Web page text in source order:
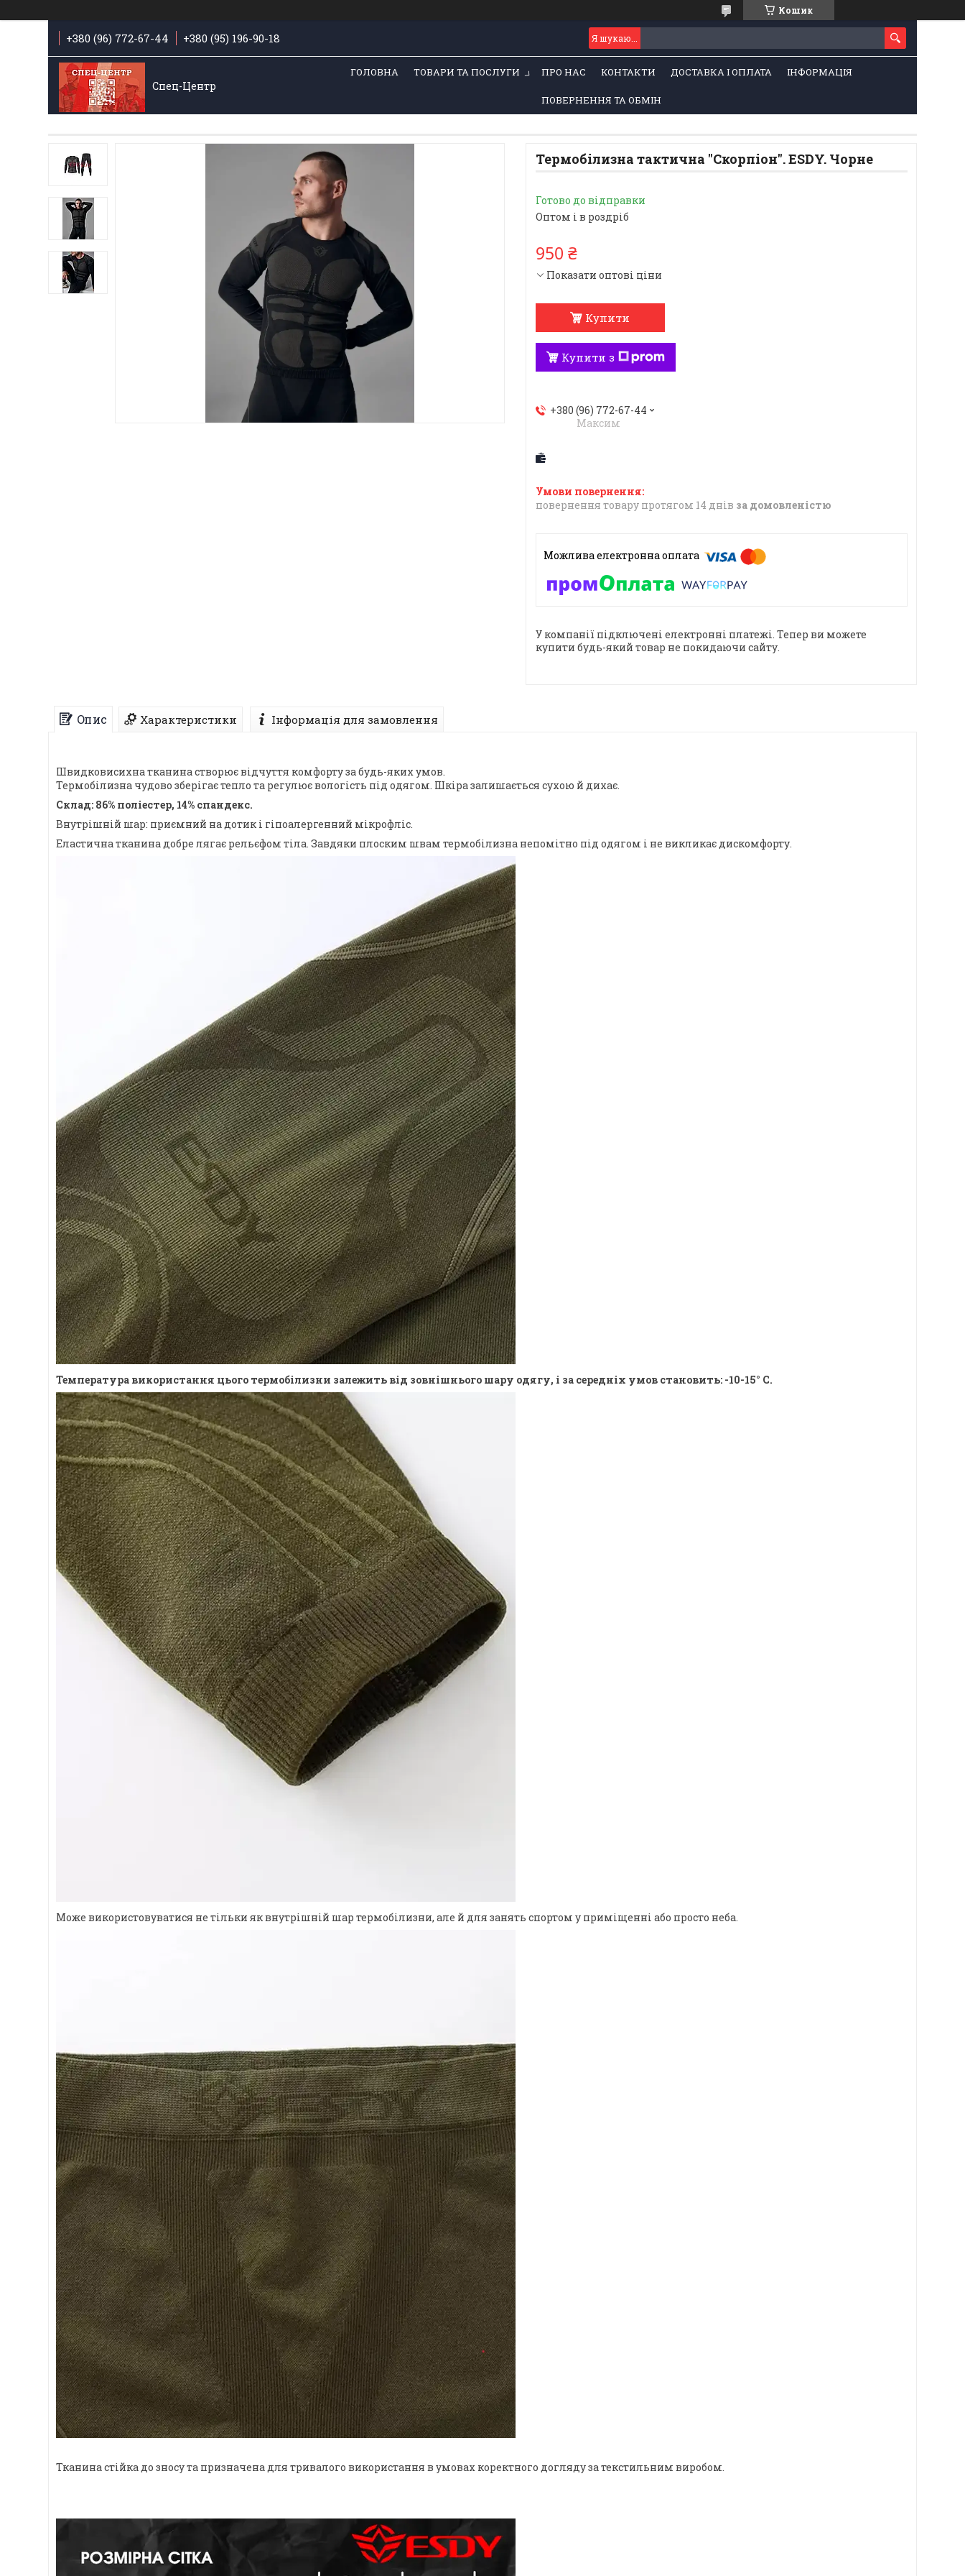
Кошик
+380 (96) 772-67-44 +380 (95) 196-90-18
Спец-Центр
ГОЛОВНА ТОВАРИ ТА ПОСЛУГИ ПРО НАС КОНТАКТИ ДОСТАВКА І ОПЛАТА ІНФОРМАЦІЯ
ПОВЕРНЕННЯ ТА ОБМІН
Термобілизна тактична "Скорпіон". ESDY. Чорне
Готово до відправки
Оптом і в роздріб
950 ₴
Показати оптові ціни
Купити
Купити з
+380 (96) 772-67-44
Максим
повернення товару протягом 14 днів за домовленістю
У компанії підключені електронні платежі. Тепер ви можете
купити будь-який товар не покидаючи сайту.
Опис Характеристики Інформація для замовлення
Швидковисихна тканина створює відчуття комфорту за будь-яких умов.
Термобілизна чудово зберігає тепло та регулює вологість під одягом. Шкіра залишається сухою й дихає.
Склад: 86% поліестер, 14% спандекс.
Внутрішній шар: приємний на дотик і гіпоалергенний мікрофліс.
Еластична тканина добре лягає рельєфом тіла. Завдяки плоским швам термобілизна непомітно під одягом і не викликає дискомфорту.
Температура використання цього термобілизни залежить від зовнішнього шару одягу, і за середніх умов становить: -10-15° C.
Може використовуватися не тільки як внутрішній шар термобілизни, але й для занять спортом у приміщенні або просто неба.
Тканина стійка до зносу та призначена для тривалого використання в умовах коректного догляду за текстильним виробом.